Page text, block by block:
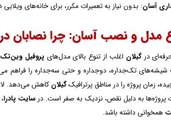
آسان: بدون نیاز به تعمیرات مکرر، برای خانه‌های ویلایی
درگیلان اغلب از تنوع بالای مدل‌های پروفیل وین‌تک
تک‌جداره، دوجداره و حتی سه‌جداره را فراهم
زمان پروژه را در مناطق پرترافیکگیلان
پروژه‌ها به دلیل نقص، نزدیک به صفر است. در سایت پادرا
همخوانی داشته باشد.